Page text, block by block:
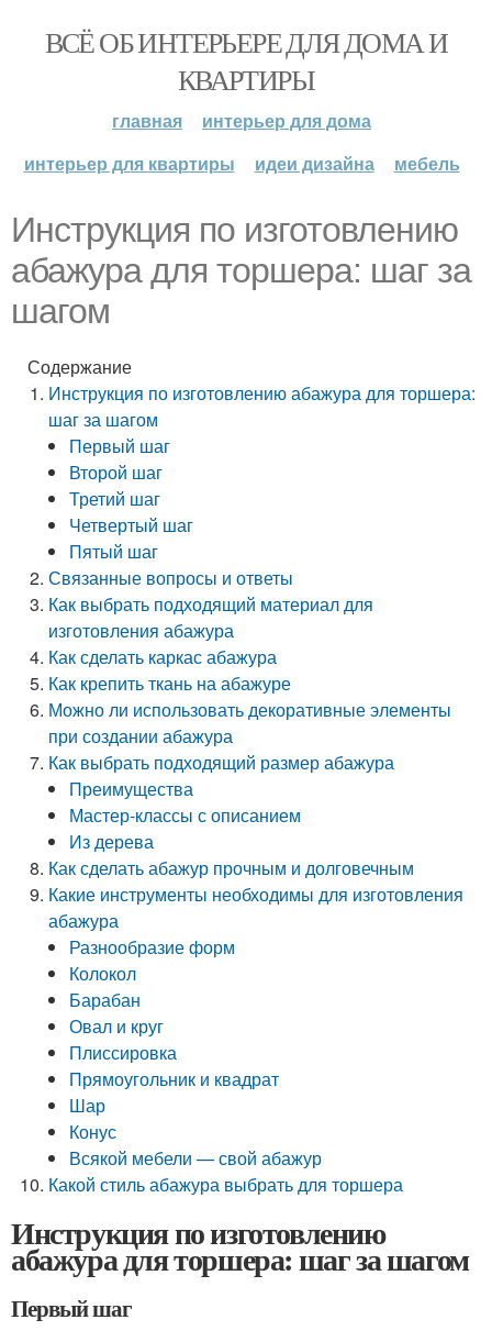
ВСЁ ОБ ИНТЕРЬЕРЕ ДЛЯ ДОМА И
КВАРТИРЫ
главная
интерьер для дома
интерьер для квартиры
идеи дизайна мебель
Инструкция по изготовлению
абажура для торшера: шаг за
шагом
Содержание
Инструкция по изготовлению абажура для торшера:
шаг за шагом
Первый шаг
Второй шаг
Третий шаг
Четвертый шаг
Пятый шаг
Связанные вопросы и ответы
Как выбрать подходящий материал для
изготовления абажура
Как сделать каркас абажура
Как крепить ткань на абажуре
Можно ли использовать декоративные элементы
при создании абажура
Как выбрать подходящий размер абажура
Преимущества
Мастер-классы с описанием
Из дерева
Как сделать абажур прочным и долговечным
Какие инструменты необходимы для изготовления
абажура
Разнообразие форм
Колокол
Барабан
Овал и круг
Плиссировка
Прямоугольник и квадрат
Шар
Конус
Всякой мебели — свой абажур
Какой стиль абажура выбрать для торшера
Инструкция по изготовлению
абажура для торшера: шаг за шагом
Первый шаг